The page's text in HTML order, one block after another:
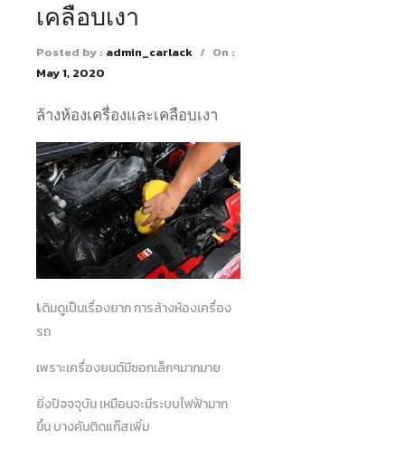
เคลือบเงา
Posted by : admin_carlack / On :
May 1, 2020
ล้างห้องเครื่องและเคลือบเงา
เดิมดูเป็นเรื่องยาก การล้างห้องเครื่อง
รถ
เพราะเครื่องยนต์มีซอกเล็กๆมากมาย
ยิ่งปัจจจุบัน เหมือนจะมีระบบไฟฟ้ามาก
ขึ้น บางคันติดแก๊สเพิ่ม